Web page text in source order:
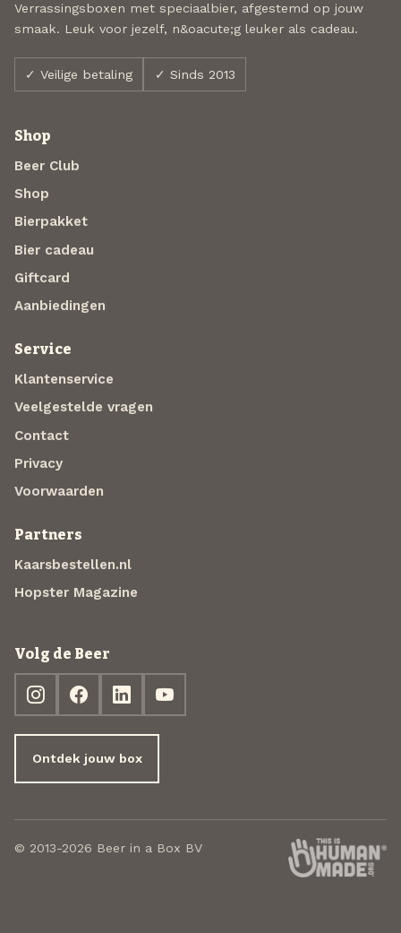
Verrassingsboxen met speciaalbier, afgestemd op jouw
smaak. Leuk voor jezelf, n&oacute;g leuker als cadeau.
✓ Veilige betaling ✓ Sinds 2013
Shop
Beer Club
Shop
Bierpakket
Bier cadeau
Giftcard
Aanbiedingen
Service
Klantenservice
Veelgestelde vragen
Contact
Privacy
Voorwaarden
Partners
Kaarsbestellen.nl
Hopster Magazine
Volg de Beer
Ontdek jouw box
© 2013-2026 Beer in a Box BV